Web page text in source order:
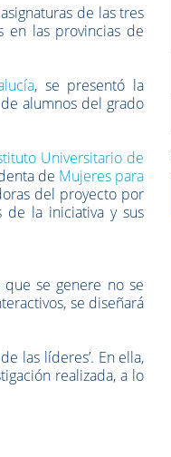
de las tres
en las provincias de
, se presentó la
alumnos del grado
Universitario de
de Mujeres para
del proyecto por
de la iniciativa y sus
se genere no se
se diseñará
las líderes’. En ella,
realizada, a lo